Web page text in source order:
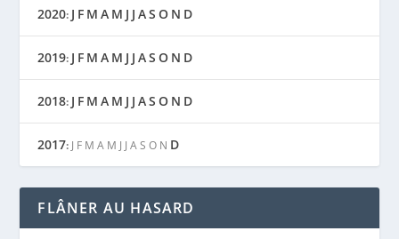
2020: J F M A M J J AS O N D
2019: J F M A M J J AS O N D
2018: J F M A M J J AS O N D
2017: J F M A M J J A S O N D
FLÂNER AU HASARD